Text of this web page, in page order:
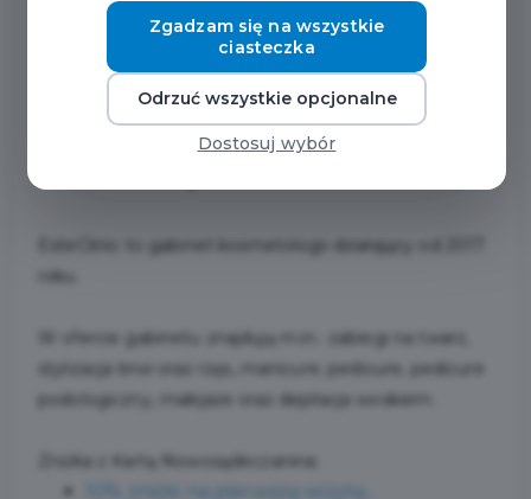
KOSMETOLOGII - NOWYM
PARTNEREM PROGRAMU
KARTA
EsteClinic to gabinet kosmetologii działający od 2017
roku.
W ofercie gabinetu znajdują m.in.: zabiegi na twarz,
stylizacja brwi oraz rzęs, manicure, pedicure, pedicure
podologiczny, makijaże oraz depilacja woskiem.
Zniżka z Kartą Nowosądeczanina:
Zgadzam się na wszystkie
ciasteczka
Odrzuć wszystkie opcjonalne
Dostosuj wybór